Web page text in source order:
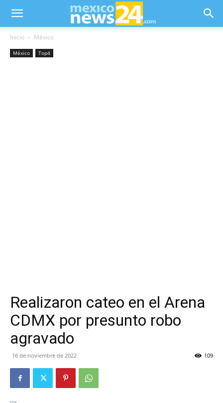
Inicio México
México Top4
Realizaron cateo en el Arena
CDMX por presunto robo
agravado
16 de noviembre de 2022 109